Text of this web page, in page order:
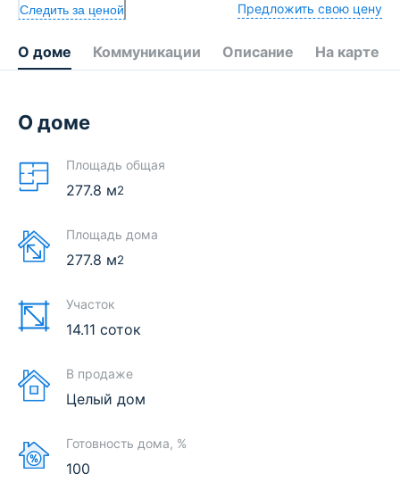
Следить за ценой Предложить свою цену
О доме Коммуникации Описание На карте
О доме
Площадь общая
277.8 м2
Площадь дома
277.8 м2
Участок
14.11 соток
В продаже
Целый дом
Готовность дома, %
100